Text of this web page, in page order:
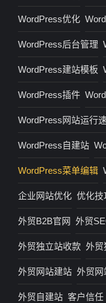
WordPress优化
WordPress后台管理
WordPress建站模板
WordPress插件
WordPress网站运行
WordPress自建站
WordPress菜单编辑
企业网站优化 优化技
外贸B2B官网 外贸
外贸独立站收款 外贸
外贸网站建站 外贸网
外贸自建站 客户信任